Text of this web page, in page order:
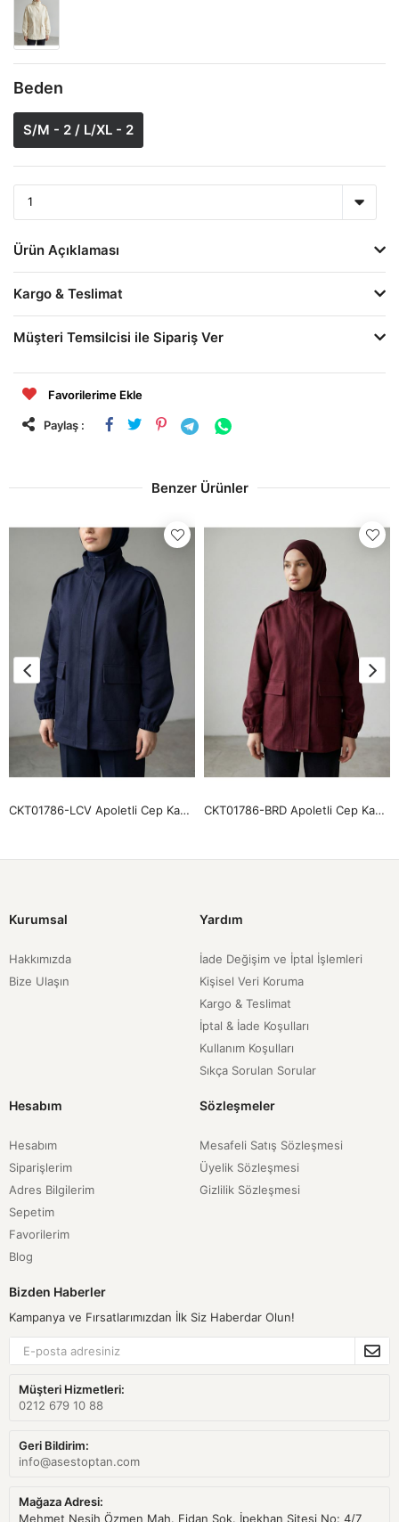
Beden
S/M - 2 / L/XL - 2
Ürün Açıklaması
Kargo & Teslimat
Müşteri Temsilcisi ile Sipariş Ver
Favorilerime Ekle
Paylaş :
Benzer Ürünler
CKT01786-LCV Apoletli Cep Kapaklı Ceket-Lacivert CKT01786-BRD Apoletli Cep Kapaklı Ceket-Bordo
Kurumsal
Hakkımızda
Bize Ulaşın
Yardım
İade Değişim ve İptal İşlemleri
Kişisel Veri Koruma
Kargo & Teslimat
İptal & İade Koşulları
Kullanım Koşulları
Sıkça Sorulan Sorular
Hesabım
Hesabım
Siparişlerim
Adres Bilgilerim
Sepetim
Favorilerim
Blog
Sözleşmeler
Mesafeli Satış Sözleşmesi
Üyelik Sözleşmesi
Gizlilik Sözleşmesi
Bizden Haberler
Kampanya ve Fırsatlarımızdan İlk Siz Haberdar Olun!
Müşteri Hizmetleri:
0212 679 10 88
Geri Bildirim:
info@asestoptan.com
Mağaza Adresi:
Mehmet Nesih Özmen Mah. Fidan Sok. İpekhan Sitesi No: 4/7